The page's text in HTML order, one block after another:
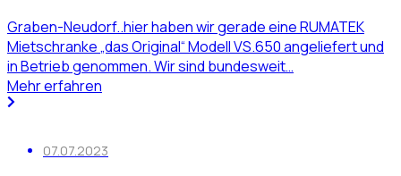
Graben-Neudorf..hier haben wir gerade eine RUMATEK
Mietschranke „das Original“ Modell VS.650 angeliefert und
in Betrieb genommen. Wir sind bundesweit…
Mehr erfahren
07.07.2023